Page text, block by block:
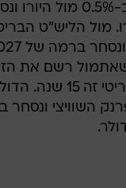
הדולר מתחזק ב-0.5%
ליורו. מול הליש"ט
רשם את
מול המטבע הבריטי
הפרנק השוויצי